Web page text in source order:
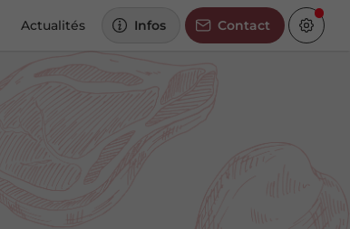
Actualités Infos Contact